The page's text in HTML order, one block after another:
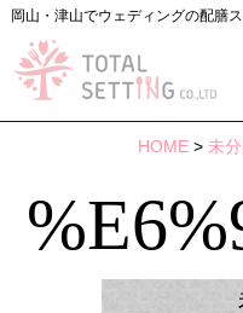
岡山・津山でウェディングの配膳
HOME> 未